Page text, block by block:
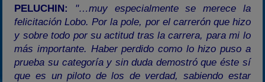
PELUCHIN: "…muy especialmente se merece la
felicitación Lobo. Por la pole, por el carrerón que hizo
y sobre todo por su actitud tras la carrera, para mi lo
más importante. Haber perdido como lo hizo puso a
prueba su categoría y sin duda demostró que éste sí
que es un piloto de los de verdad, sabiendo estar